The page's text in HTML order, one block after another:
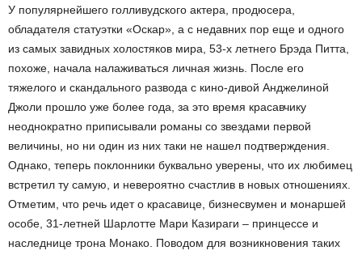
У популярнейшего голливудского актера, продюсера,
обладателя статуэтки «Оскар», а с недавних пор еще и одного
из самых завидных холостяков мира, 53-х летнего Брэда Питта,
похоже, начала налаживаться личная жизнь. После его
тяжелого и скандального развода с кино-дивой Анджелиной
Джоли прошло уже более года, за это время красавчику
неоднократно приписывали романы со звездами первой
величины, но ни один из них таки не нашел подтверждения.
Однако, теперь поклонники буквально уверены, что их любимец
встретил ту самую, и невероятно счастлив в новых отношениях.
Отметим, что речь идет о красавице, бизнесвумен и монаршей
особе, 31-летней Шарлотте Мари Казираги – принцессе и
наследнице трона Монако. Поводом для возникновения таких